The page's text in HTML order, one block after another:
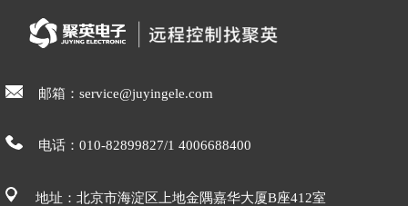
邮箱：service@juyingele.com
电话：010-82899827/1 4006688400
地址：北京市海淀区上地金隅嘉华大厦B座412室